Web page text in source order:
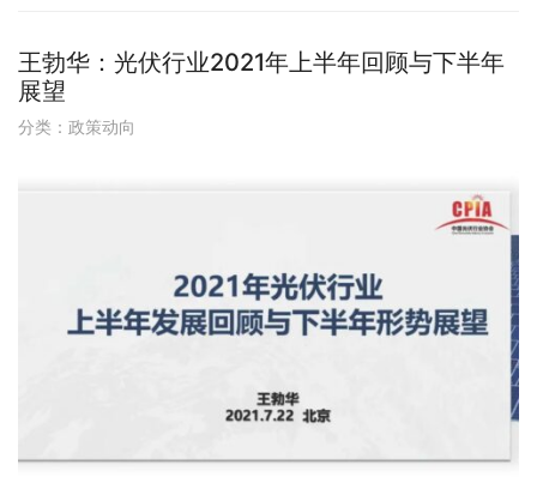
王勃华：光伏行业2021年上半年回顾与下半年
展望
分类： 政策动向